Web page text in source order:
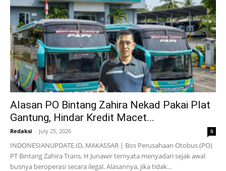
Alasan PO Bintang Zahira Nekad Pakai Plat
Gantung, Hindar Kredit Macet...
Redaksi - July 25, 2026 0
INDONESIANUPDATE.ID, MAKASSAR | Bos Perusahaan Otobus (PO)
PT Bintang Zahira Trans, H Junawir ternyata menyadari sejak awal
busnya beroperasi secara ilegal. Alasannya, jika tidak...